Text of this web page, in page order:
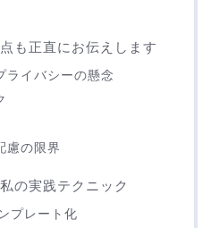
も正直にお伝えします
ライバシーの懸念
慮の限界
の実践テクニック
プレート化